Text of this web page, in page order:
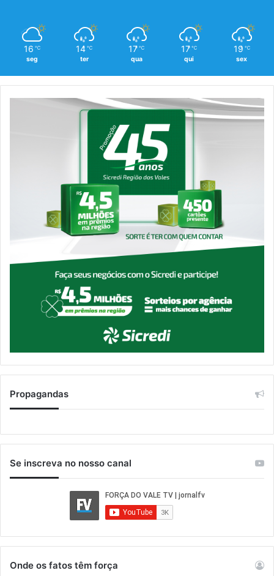
16 ℃
seg
14 ℃
ter
17 ℃
qua
17 ℃
qui
19 ℃
sex
Propagandas
Se inscreva no nosso canal
Onde os fatos têm força